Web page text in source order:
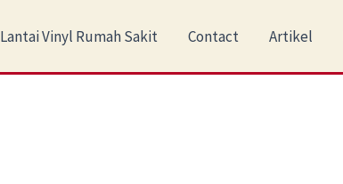
Lantai Vinyl Rumah Sakit Contact Artikel